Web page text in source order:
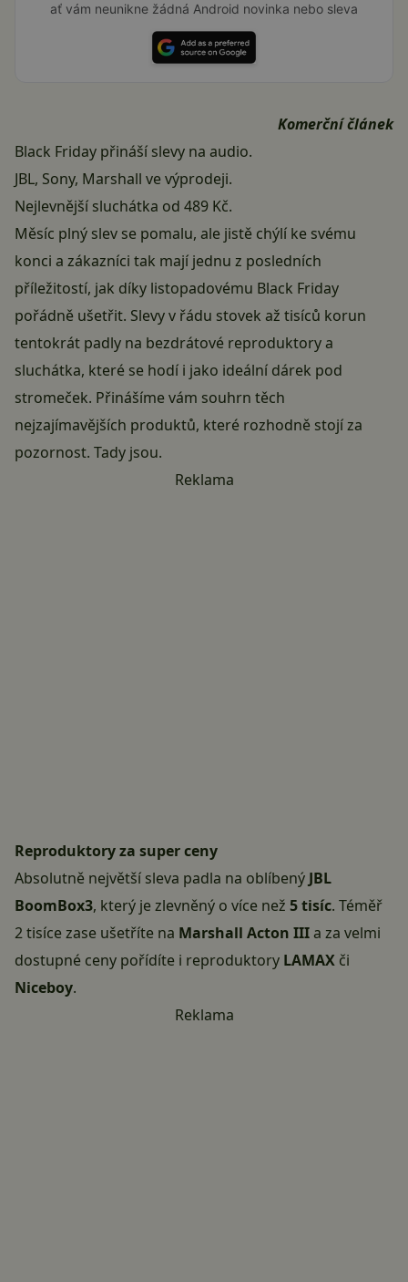
ať vám neunikne žádná Android novinka nebo sleva
Komerční článek
Black Friday přináší slevy na audio.
JBL, Sony, Marshall ve výprodeji.
Nejlevnější sluchátka od 489 Kč.
Měsíc plný slev se pomalu, ale jistě chýlí ke svému
konci a zákazníci tak mají jednu z posledních
příležitostí, jak díky listopadovému Black Friday
pořádně ušetřit. Slevy v řádu stovek až tisíců korun
tentokrát padly na bezdrátové reproduktory a
sluchátka, které se hodí i jako ideální dárek pod
stromeček. Přinášíme vám souhrn těch
nejzajímavějších produktů, které rozhodně stojí za
pozornost. Tady jsou.
Reklama
Reproduktory za super ceny
Absolutně největší sleva padla na oblíbený JBL
BoomBox3, který je zlevněný o více než 5 tisíc. Téměř
2 tisíce zase ušetříte na Marshall Acton IIIa za velmi
dostupné ceny pořídíte i reproduktory LAMAX či
Niceboy.
Reklama